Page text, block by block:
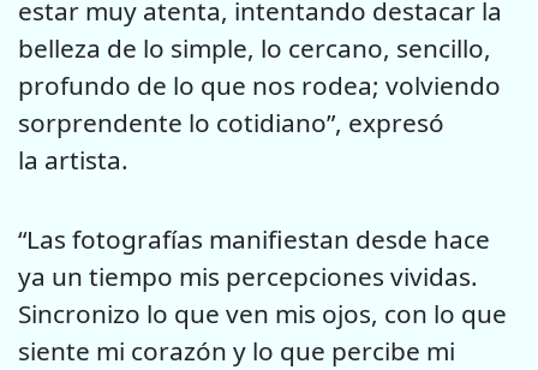
estar muy atenta, intentando destacar la
belleza de lo simple, lo cercano, sencillo,
profundo de lo que nos rodea; volviendo
sorprendente lo cotidiano”, expresó
la artista.
“Las fotografías manifiestan desde hace
ya un tiempo mis percepciones vividas.
Sincronizo lo que ven mis ojos, con lo que
siente mi corazón y lo que percibe mi